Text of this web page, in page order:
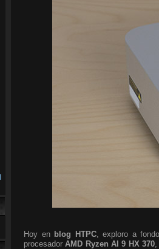
Hoy en blog HTPC, exploro a
procesadorAMD Ryzen AI 9 HX 370,